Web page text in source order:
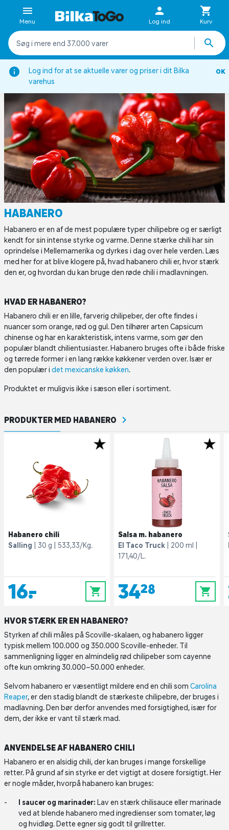
Log ind for at se aktuelle varer og priser i dit Bilka
varehus
OK
Menu Log ind Kurv
Ingredienser anvendt i det mexicanske køkken Habanero
HABANERO
Habanero er en af de mest populære typer chilipebre og er særligt
kendt for sin intense styrke og varme. Denne stærke chili har sin
oprindelse i Mellemamerika og dyrkes i dag over hele verden. Læs
med her for at blive klogere på, hvad habanero chili er, hvor stærk
den er, og hvordan du kan bruge den røde chili i madlavningen.
HVAD ER HABANERO?
Habanero chili er en lille, farverig chilipeber, der ofte findes i
nuancer som orange, rød og gul. Den tilhører arten Capsicum
chinense og har en karakteristisk, intens varme, som gør den
populær blandt chilientusiaster. Habanero bruges ofte i både friske
og tørrede former i en lang række køkkener verden over. Især er
den populær idet mexicanske køkken.
Produktet er muligvis ikke i sæson eller i sortiment.
PRODUKTER MED HABANERO
Habanero chili
Salling
30 g 533,33/Kg.
16,- 0
Salsa m. habanero
El Taco Truck
200 ml
171,40/L.
34,28 0
HVOR STÆRK ER EN HABANERO?
Styrken af chili måles på Scoville-skalaen, og habanero ligger
typisk mellem 100.000 og 350.000 Scoville-enheder. Til
sammenligning ligger en almindelig rød chilipeber som cayenne
ofte kun omkring 30.000–50.000 enheder.
Selvom habanero er væsentligt mildere end en chili som Carolina
Reaper, er den stadig blandt de stærkeste chilipebre, der bruges i
madlavning. Den bør derfor anvendes med forsigtighed, især for
dem, der ikke er vant til stærk mad.
ANVENDELSE AF HABANERO CHILI
Habanero er en alsidig chili, der kan bruges i mange forskellige
retter. På grund af sin styrke er det vigtigt at dosere forsigtigt. Her
er nogle måder, hvorpå habanero kan bruges:
I saucer og marinader: Lav en stærk chilisauce eller marinade
ved at blende habanero med ingredienser som tomater, løg
og hvidløg. Dette egner sig godt til grillretter.